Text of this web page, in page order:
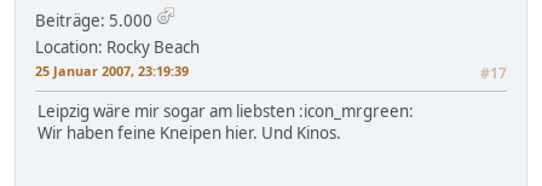
Beiträge: 5.000
Location: Rocky Beach
25 Januar 2007, 23:19:39 #17
Leipzig wäre mir sogar am liebsten :icon_mrgreen:
Wir haben feine Kneipen hier. Und Kinos.